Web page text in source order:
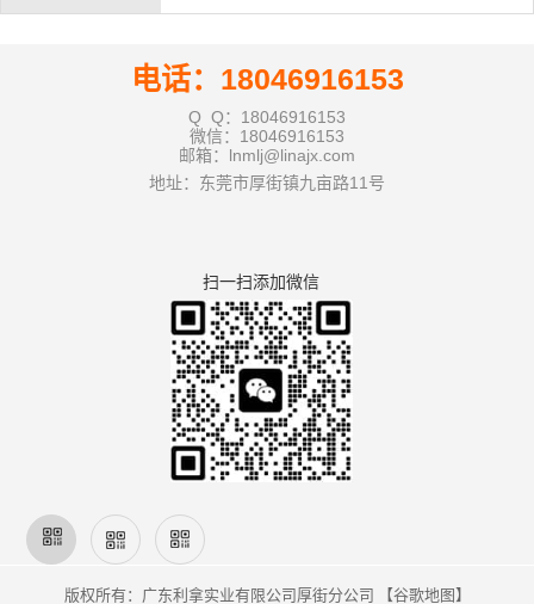
电话：18046916153
Q Q：18046916153
微信：18046916153
邮箱：lnmlj@linajx.com
地址：东莞市厚街镇九亩路11号
扫一扫添加微信
版权所有：广东利拿实业有限公司厚街分公司 【谷歌地图 】